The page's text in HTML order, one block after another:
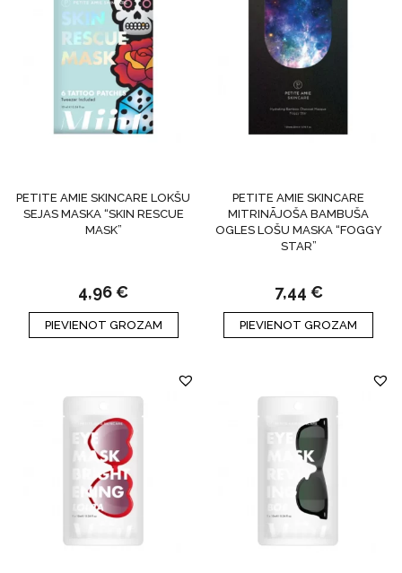
PETITE AMIE SKINCARE LOKŠU
SEJAS MASKA “SKIN RESCUE
MASK”
4,96€
PIEVIENOT GROZAM
PETITE AMIE SKINCARE
MITRINĀJOŠA BAMBUŠA
OGLES LOŠU MASKA “FOGGY
STAR”
7,44 €
PIEVIENOT GROZAM